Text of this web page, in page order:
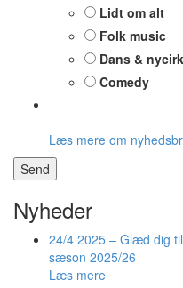
Lidt om alt
Folk music
Dans &
Comedy
Læs mere om
Send
Nyheder
24/4 2025 – Glæd dig
sæson 2025/26
Læs mere